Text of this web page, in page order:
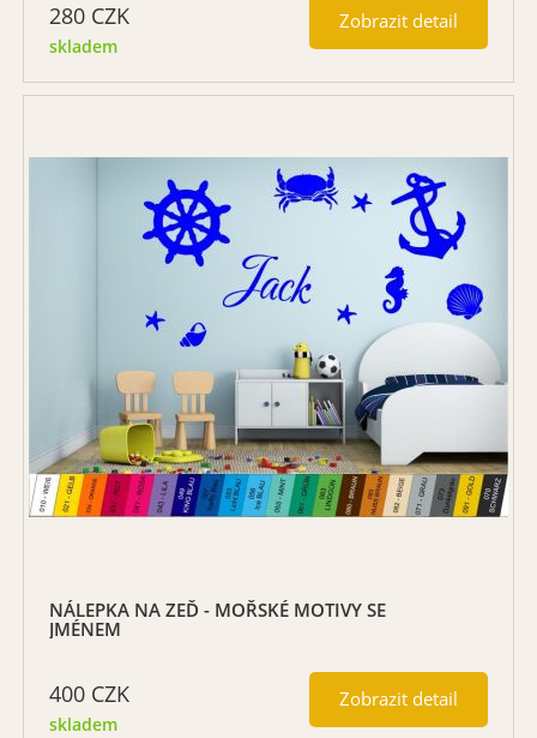
skladem
Zobrazit detail
280 CZK
NÁLEPKA NA ZEĎ - MOŘSKÉ MOTIVY SE
JMÉNEM
skladem
Zobrazit detail
400 CZK